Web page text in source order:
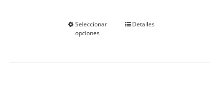
Seleccionar
opciones
EsteDetalles